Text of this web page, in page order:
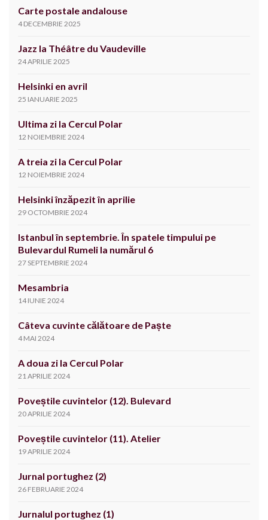
Carte postale andalouse
4 DECEMBRIE 2025
Jazz la Théâtre du Vaudeville
24 APRILIE 2025
Helsinki en avril
25 IANUARIE 2025
Ultima zi la Cercul Polar
12 NOIEMBRIE 2024
A treia zi la Cercul Polar
12 NOIEMBRIE 2024
Helsinki înzăpezit în aprilie
29 OCTOMBRIE 2024
Istanbul în septembrie. În spatele timpului pe
Bulevardul Rumeli la numărul 6
27 SEPTEMBRIE 2024
Mesambria
14 IUNIE 2024
Câteva cuvinte călătoare de Paște
4 MAI 2024
A doua zi la Cercul Polar
21 APRILIE 2024
Poveștile cuvintelor (12). Bulevard
20 APRILIE 2024
Poveștile cuvintelor (11). Atelier
19 APRILIE 2024
Jurnal portughez (2)
26 FEBRUARIE 2024
Jurnalul portughez (1)